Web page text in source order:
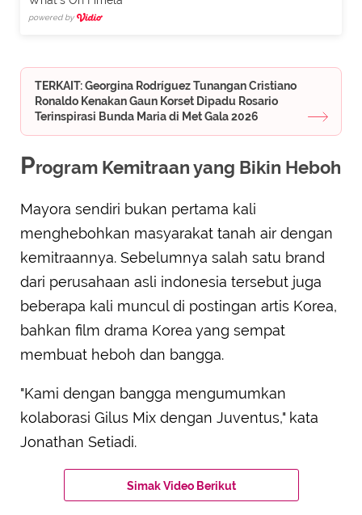
powered by
TERKAIT: Georgina Rodríguez Tunangan Cristiano
Ronaldo Kenakan Gaun Korset Dipadu Rosario
Terinspirasi Bunda Maria di Met Gala 2026
Program Kemitraan yang Bikin Heboh
Mayora sendiri bukan pertama kali
menghebohkan masyarakat tanah air dengan
kemitraannya. Sebelumnya salah satu brand
dari perusahaan asli indonesia tersebut juga
beberapa kali muncul di postingan artis Korea,
bahkan film drama Korea yang sempat
membuat heboh dan bangga.
"Kami dengan bangga mengumumkan
kolaborasi Gilus Mix dengan Juventus," kata
Jonathan Setiadi.
Simak Video Berikut